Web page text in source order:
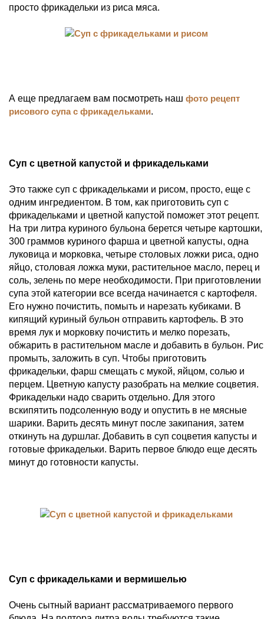
просто фрикадельки из риса мяса.
А еще предлагаем вам посмотреть наш фото рецепт
рисового супа с фрикадельками.
Суп с цветной капустой и фрикадельками
Это также суп с фрикадельками и рисом, просто, еще с
одним ингредиентом. В том, как приготовить суп с
фрикадельками и цветной капустой поможет этот рецепт.
На три литра куриного бульона берется четыре картошки,
300 граммов куриного фарша и цветной капусты, одна
луковица и морковка, четыре столовых ложки риса, одно
яйцо, столовая ложка муки, растительное масло, перец и
соль, зелень по мере необходимости. При приготовлении
супа этой категории все всегда начинается с картофеля.
Его нужно почистить, помыть и нарезать кубиками. В
кипящий куриный бульон отправить картофель. В это
время лук и морковку почистить и мелко порезать,
обжарить в растительном масле и добавить в бульон. Рис
промыть, заложить в суп. Чтобы приготовить
фрикадельки, фарш смещать с мукой, яйцом, солью и
перцем. Цветную капусту разобрать на мелкие соцветия.
Фрикадельки надо сварить отдельно. Для этого
вскипятить подсоленную воду и опустить в не мясные
шарики. Варить десять минут после закипания, затем
откинуть на дуршлаг. Добавить в суп соцветия капусты и
готовые фрикадельки. Варить первое блюдо еще десять
минут до готовности капусты.
Суп с фрикадельками и вермишелью
Очень сытный вариант рассматриваемого первого